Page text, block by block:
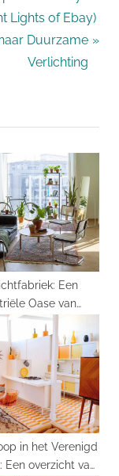
Lights of Ebay)
Duurzame
Verlichting
Een
Oase van
en Verlichting
in het Verenigd
Een overzicht van